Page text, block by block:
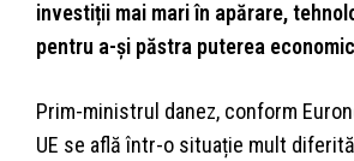
investiții mai mari în apărare,
pentru a-și păstra puterea
Prim-ministrul danez, conform
UE se află într-o situație mult